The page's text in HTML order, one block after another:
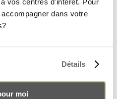
vos centres d'intérêt. Pour
dans votre
Détails
moi